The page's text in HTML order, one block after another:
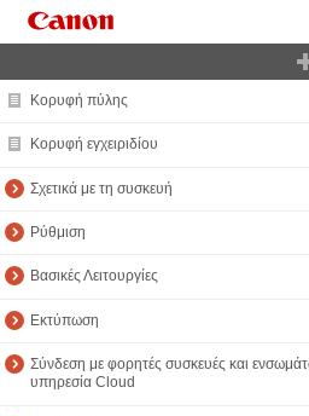
Κορυφή πύλης
Κορυφή εγχειριδίου
Σχετικά με τη συσκευή
Ρύθμιση
Βασικές Λειτουργίες
Εκτύπωση
Σύνδεση με φορητές συσκευές και
υπηρεσία Cloud